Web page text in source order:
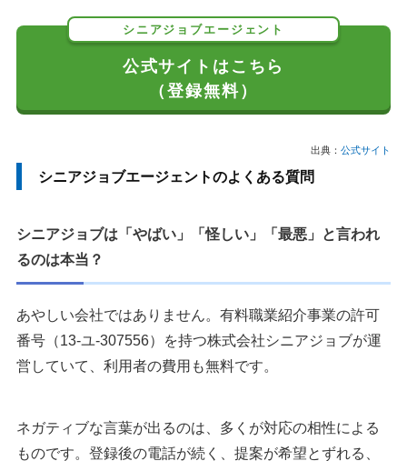
シニアジョブエージェント
公式サイトはこちら
（登録無料）
出典： 公式サイト
シニアジョブエージェントのよくある質問
シニアジョブは「やばい」「怪しい」「最悪」と言われ
るのは本当？
あやしい会社ではありません。有料職業紹介事業の許可
番号（13-ユ-307556）を持つ株式会社シニアジョブが運
営していて、利用者の費用も無料です。
ネガティブな言葉が出るのは、多くが対応の相性による
ものです。登録後の電話が続く、提案が希望とずれる、